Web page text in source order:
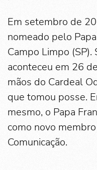
Em setembro de
nomeado pelo
Campo Limpo
aconteceu em 26
mãos do Cardeal
que tomou posse.
mesmo, o Papa
como novo
Comunicação.